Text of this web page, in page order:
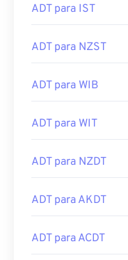
ADT para IST
ADT para NZST
ADT para WIB
ADT para WIT
ADT para NZDT
ADT para AKDT
ADT para ACDT